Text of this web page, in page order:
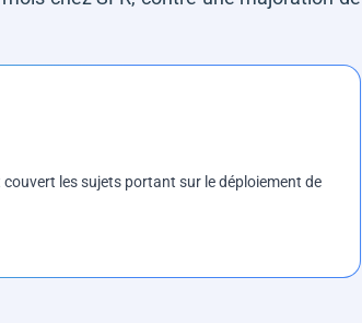
les sujets portant sur le déploiement de